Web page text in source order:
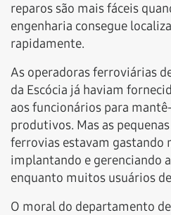
reparos são mais fáceis
engenharia consegue
rapidamente.
As operadoras ferroviárias
da Escócia já haviam
aos funcionários para
produtivos. Mas as
ferrovias estavam gastando
implantando e gerenciando
enquanto muitos usuários
O moral do departamento